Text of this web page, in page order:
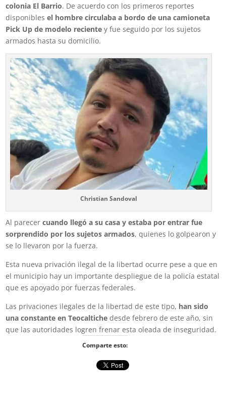
colonia El Barrio. De acuerdo con los primeros reportes
disponiblesel hombre circulaba a bordo de una camioneta
Pick Up de modelo reciente y fue seguido por los sujetos
armados hasta su domicilio.
Christian Sandoval
Al parecercuando llegó a su casa y estaba por entrar fue
sorprendido por los sujetos armados, quienes lo golpearon y
se lo llevaron por la fuerza.
Esta nueva privación ilegal de la libertad ocurre pese a que en
el municipio hay un importante despliegue de la policía estatal
que es apoyado por fuerzas federales.
Las privaciones ilegales de la libertad de este tipo, han sido
una constante en Teocaltiche desde febrero de este año, sin
que las autoridades logren frenar esta oleada de inseguridad.
Comparte esto: